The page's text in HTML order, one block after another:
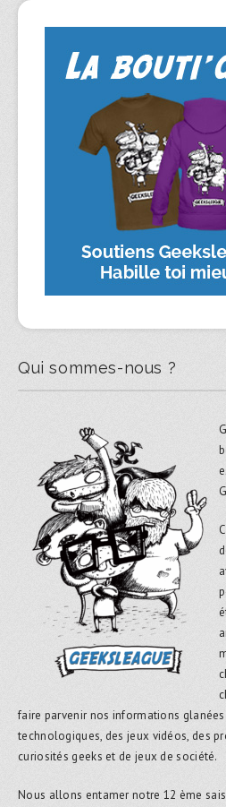
Qui sommes-nous ?
faire parvenir nos informations
technologiques, des jeux vidéos, des
curiosités geeks et de jeux de société.
Nous allons entamer notre 12 ème